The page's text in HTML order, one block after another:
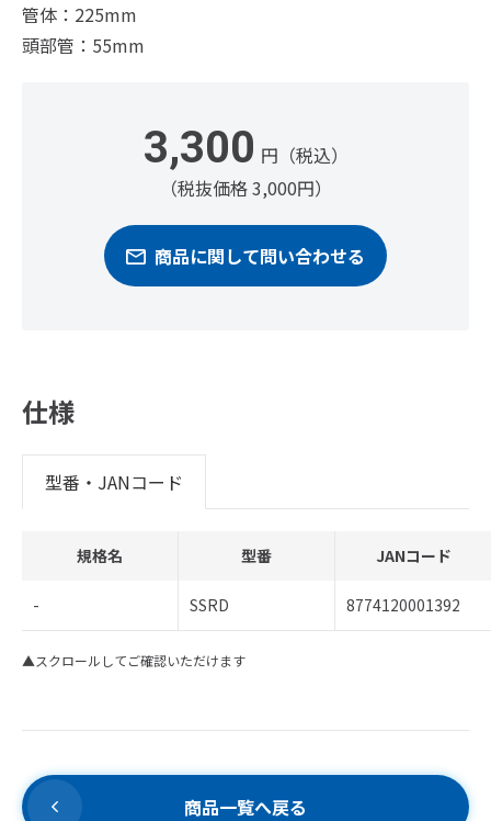
管体：225mm
頭部管：55mm
3,300 円（税込）
（税抜価格 3,000円）
商品に関して問い合わせる
仕様
型番・JANコード
規格名 型番 JANコード
- SSRD 8774120001392
▲スクロールしてご確認いただけます
商品一覧へ戻る